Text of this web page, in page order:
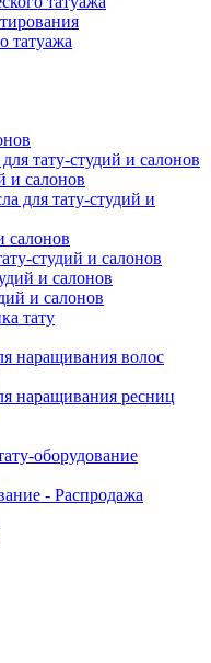
татуажа
тату-студий и салонов
и салонов
для тату-студий и
салонов
студий и салонов
и салонов
и салонов
тату
наращивания волос
наращивания ресниц
оборудование
- Распродажа